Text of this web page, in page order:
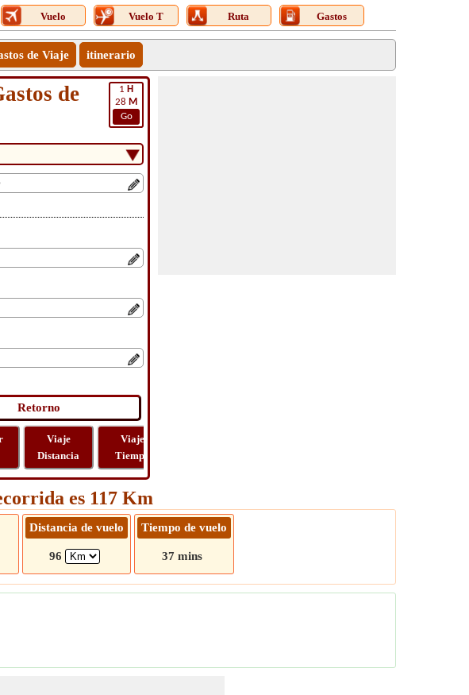
Vuelo Vuelo T Ruta Gastos
de Viaje itinerario
1 H
28 M
Go
de
Viaje
Distancia
Viaje
Tiempo
es 117 Km
Distancia de vuelo
96
Tiempo de vuelo
37 mins